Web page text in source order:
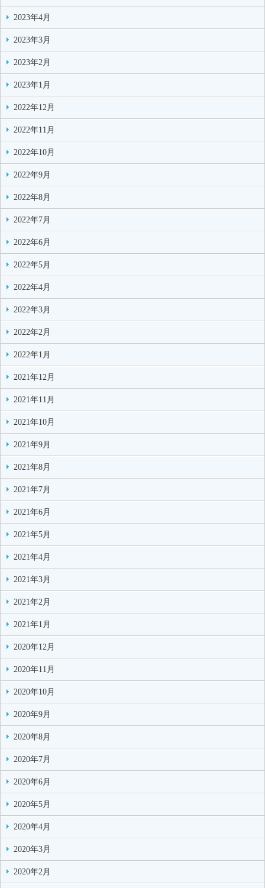
2023年4月
2023年3月
2023年2月
2023年1月
2022年12月
2022年11月
2022年10月
2022年9月
2022年8月
2022年7月
2022年6月
2022年5月
2022年4月
2022年3月
2022年2月
2022年1月
2021年12月
2021年11月
2021年10月
2021年9月
2021年8月
2021年7月
2021年6月
2021年5月
2021年4月
2021年3月
2021年2月
2021年1月
2020年12月
2020年11月
2020年10月
2020年9月
2020年8月
2020年7月
2020年6月
2020年5月
2020年4月
2020年3月
2020年2月